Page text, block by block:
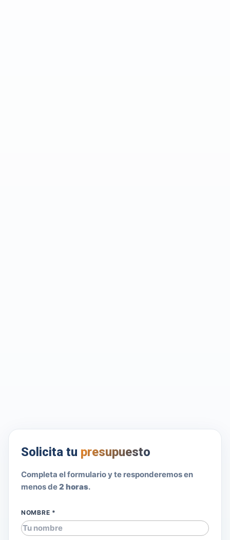
Solicita tu presupuesto
Completa el formulario y te responderemos en
menos de2 horas.
NOMBRE *